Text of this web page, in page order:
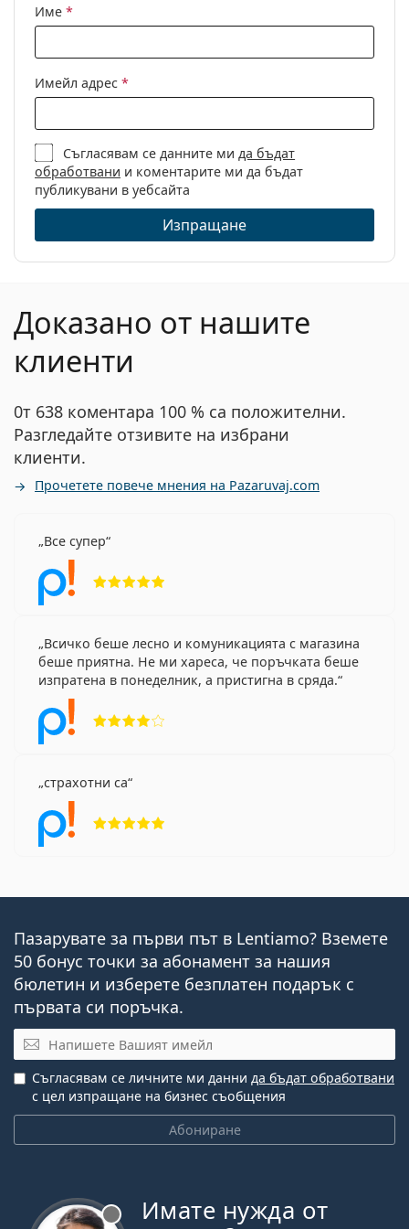
Име *
Имейл адрес *
Съгласявам се данните ми да бъдат
обработвани и коментарите ми да бъдат
публикувани в уебсайта
Изпращане
Доказано от нашите
клиенти
0т 638 коментара 100 % са положителни.
Разгледайте отзивите на избрани
клиенти.
Прочетете повече мнения на Pazaruvaj.com
Все супер
Всичко беше лесно и комуникацията с магазина
беше приятна. Не ми хареса, че поръчката беше
изпратена в понеделник, а пристигна в сряда.
страхотни са
Пазарувате за първи път в Lentiamo? Вземете
50 бонус точки за абонамент за нашия
бюлетин и изберете безплатен подарък с
първата си поръчка.
Имейл
Абониране
Съгласявам се личните ми данни да бъдат обработвани
с цел изпращане на бизнес съобщения
Имате нужда от